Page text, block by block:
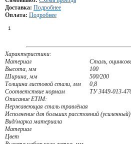
Доставка: Подробнее
Оплата: Подробнее
Характеристики:
Материал
Сталь,
Высота, мм
100
Ширина, мм
500/200
Толщина листовой стали, мм
0,8
Соответствие нормам
ТУ 3449-013-
Описание ETIM:
Нержавеющая сталь травлёная
Исполнение для больших расстояний (усиленный)
Вид/марка материала
Материал
Цвет